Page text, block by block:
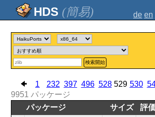
(簡易) de en
検索開始
1 232 397 496 528 529 530
9951 パッケージ
パッケージ
サイズ 評